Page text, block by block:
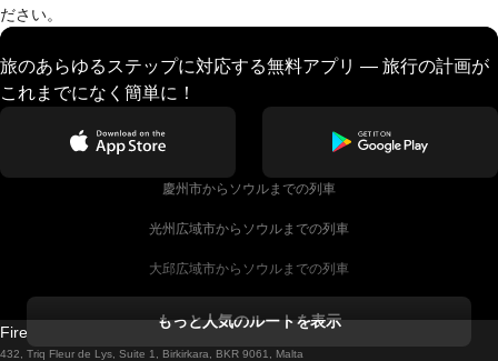
ださい。
旅のあらゆるステップに対応する無料アプリ — 旅行の計画が
これまでになく簡単に！
慶州市からソウルまでの列車
光州広域市からソウルまでの列車
大邱広域市からソウルまでの列車
ダブリンからゴールウェイまでの列車
もっと人気のルートを表示
Firebird GT Limited (OC 1451)
432, Triq Fleur de Lys, Suite 1, Birkirkara, BKR 9061, Malta